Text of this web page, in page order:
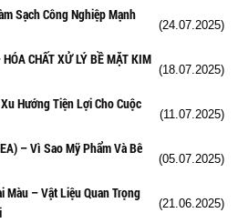
Sạch Công Nghiệp Mạnh
(24.07.2025)
CHẤT XỬ LÝ BỀ MẶT KIM
(18.07.2025)
Hướng Tiện Lợi Cho Cuộc
(11.07.2025)
– Vì Sao Mỹ Phẩm Và Bê
(05.07.2025)
Màu – Vật Liệu Quan Trọng
(21.06.2025)